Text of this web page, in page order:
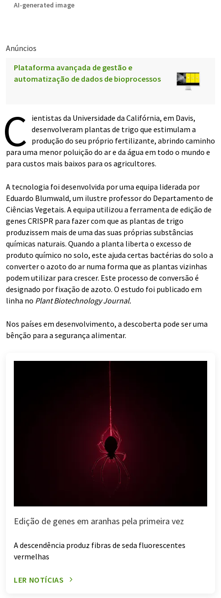
AI-generated image
Anúncios
Plataforma avançada de gestão e
automatização de dados de bioprocessos
C ientistas da Universidade da Califórnia, em Davis,
desenvolveram plantas de trigo que estimulam a
produção do seu próprio fertilizante, abrindo caminho
para uma menor poluição do ar e da água em todo o mundo e
para custos mais baixos para os agricultores.
A tecnologia foi desenvolvida por uma equipa liderada por
Eduardo Blumwald, um ilustre professor do Departamento de
Ciências Vegetais. A equipa utilizou a ferramenta de edição de
genes CRISPR para fazer com que as plantas de trigo
produzissem mais de uma das suas próprias substâncias
químicas naturais. Quando a planta liberta o excesso de
produto químico no solo, este ajuda certas bactérias do solo a
converter o azoto do ar numa forma que as plantas vizinhas
podem utilizar para crescer. Este processo de conversão é
designado por fixação de azoto. O estudo foi publicado em
linha no Plant Biotechnology Journal.
Nos países em desenvolvimento, a descoberta pode ser uma
bênção para a segurança alimentar.
Edição de genes em aranhas pela primeira vez
A descendência produz fibras de seda fluorescentes
vermelhas
LER NOTÍCIAS